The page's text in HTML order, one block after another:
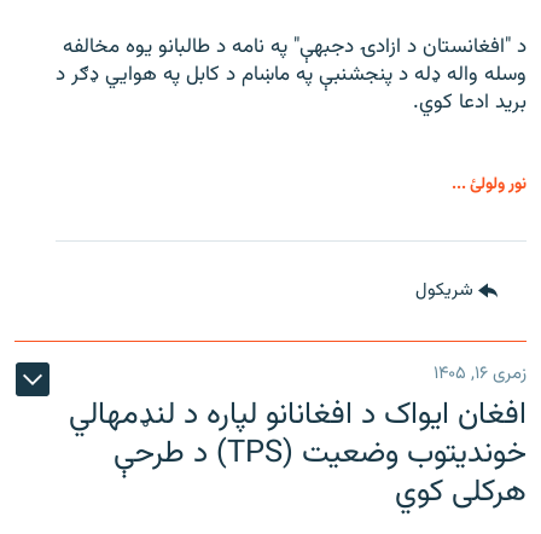
د "افغانستان د ازادۍ دجبهې" په نامه د طالبانو یوه مخالفه
وسله واله ډله د پنجشنبې په ماښام د کابل په هوايي ډګر د
برید ادعا کوي.
نور ولولئ ...
شريکول
زمری ۱۶, ۱۴۰۵
افغان ایواک د افغانانو لپاره د لنډمهالي
خوندیتوب وضعیت (TPS) د طرحې
هرکلی کوي